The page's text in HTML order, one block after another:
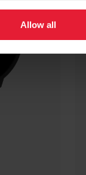
Allow all